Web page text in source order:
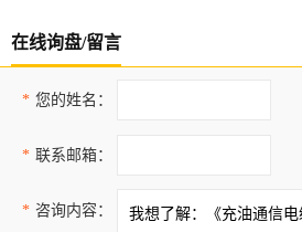
在线询盘/留言
* 您的姓名：
* 联系邮箱：
* 咨询内容：